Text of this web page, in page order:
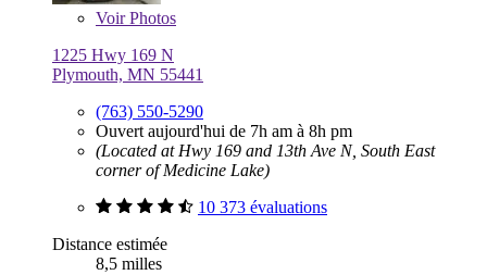
VoirPhotos
1225 Hwy 169 N
Plymouth, MN 55441
(763) 550-5290
Ouvert aujourd'hui de 7h am à 8h pm
(Located at Hwy 169 and 13th Ave N, South East
corner of Medicine Lake)
10 373 évaluations
Distance estimée
8,5 milles